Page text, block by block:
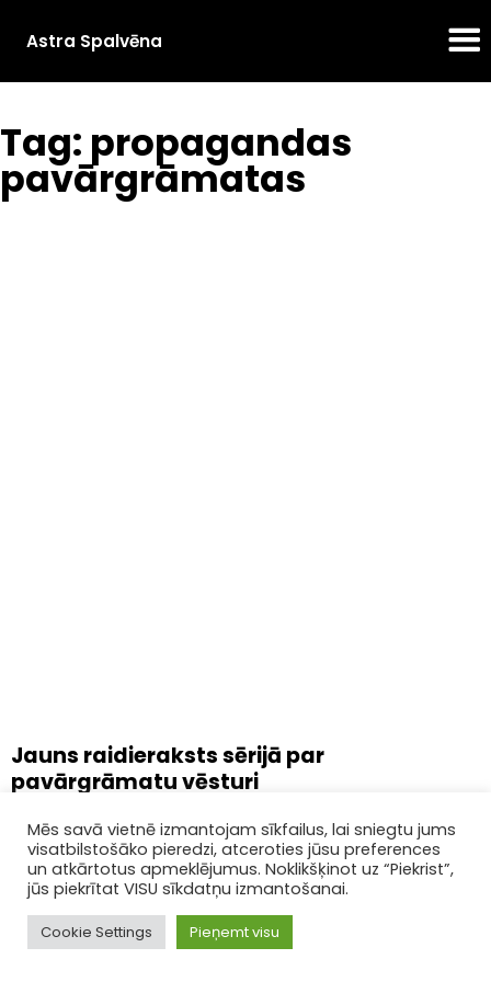
Astra Spalvēna
Tag: propagandas
pavārgrāmatas
Jauns raidieraksts sērijā par
pavārgrāmatu vēsturi
raidierakstā “Pavārgrāmatas un propaganda” uz
sarunu aicināju vēsturnieku Kasparu Zelli un filozofu
Tomu Ķenci. Runājām...
Mēs savā vietnē izmantojam sīkfailus, lai sniegtu jums
visatbilstošāko pieredzi, atceroties jūsu preferences
un atkārtotus apmeklējumus. Noklikšķinot uz “Piekrist”,
jūs piekrītat VISU sīkdatņu izmantošanai.
Cookie Settings Pieņemt visu